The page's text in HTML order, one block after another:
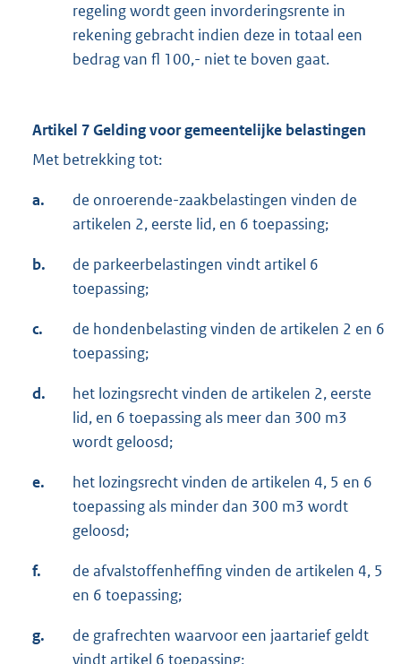
regeling wordt geen invorderingsrente in
rekening gebracht indien deze in totaal een
bedrag van fl 100,- niet te boven gaat.
Artikel 7 Gelding voor gemeentelijke belastingen
Met betrekking tot:
a.
de onroerende-zaakbelastingen vinden de
artikelen 2, eerste lid, en 6 toepassing;
b.
de parkeerbelastingen vindt artikel 6
toepassing;
c.
de hondenbelasting vinden de artikelen 2 en 6
toepassing;
d.
het lozingsrecht vinden de artikelen 2, eerste
lid, en 6 toepassing als meer dan 300 m3
wordt geloosd;
e.
het lozingsrecht vinden de artikelen 4, 5 en 6
toepassing als minder dan 300 m3 wordt
geloosd;
f.
de afvalstoffenheffing vinden de artikelen 4, 5
en 6 toepassing;
g.
de grafrechten waarvoor een jaartarief geldt
vindt artikel 6 toepassing;